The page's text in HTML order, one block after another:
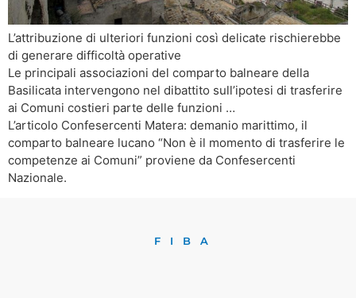
L’attribuzione di ulteriori funzioni così delicate rischierebbe
di generare difficoltà operative
Le principali associazioni del comparto balneare della
Basilicata intervengono nel dibattito sull’ipotesi di trasferire
ai Comuni costieri parte delle funzioni …
L’articolo Confesercenti Matera: demanio marittimo, il
comparto balneare lucano “Non è il momento di trasferire le
competenze ai Comuni” proviene da Confesercenti
Nazionale.
FIBA